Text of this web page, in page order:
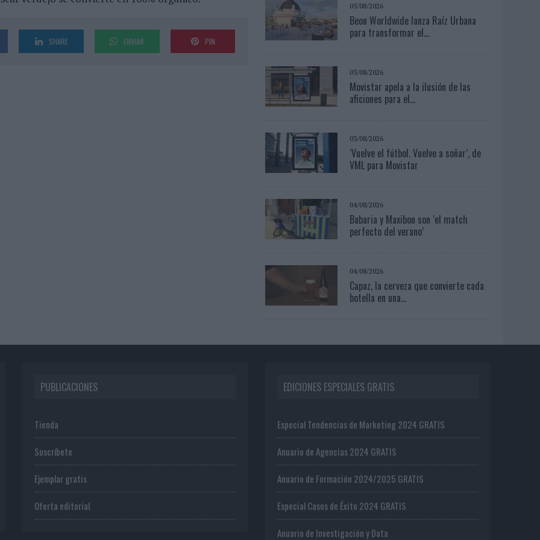
SHARE ENVIAR PIN
05/08/2026
Beon Worldwide lanza Raíz Urbana
para transformar el...
03/08/2026
Movistar apela a la ilusión de las
aficiones para el...
03/08/2026
‘Vuelve el fútbol. Vuelve a soñar’, de
VML para Movistar
04/08/2026
Babaria y Maxibon son ‘el match
perfecto del verano’
04/08/2026
Capaz, la cerveza que convierte cada
botella en una...
PUBLICACIONES
Tienda
Suscríbete
Ejemplar gratis
Oferta editorial
EDICIONES ESPECIALES GRATIS
Especial Tendencias de Marketing 2024 GRATIS
Anuario de Agencias 2024 GRATIS
Anuario de Formación 2024/2025 GRATIS
Especial Casos de Éxito 2024 GRATIS
Anuario de Investigación y Data